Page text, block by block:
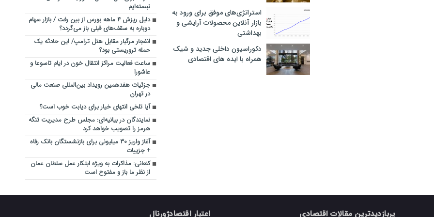
استراتژی‌های موفق برای ورود به
بازار آنلاین محصولات آرایشی و
بهداشتی
دکوراسیون داخلی جدید و شیک
همراه با ایده های اقتصادی
نبسته‌ایم
دلیل ریزش ۴ ماهه بورس از بین رفت / بازار سهام
دوباره به سقف‌های قبلی باز‌ می‌گردد؟
انفجار مرگبار مقابل هتل ترامپ/ این حادثه یک
حمله تروریستی بود؟
ساعت فعالیت مراکز انتقال خون در ایام تاسوعا و
عاشورا
جزئیات هفدهمین رویداد بین‌المللی صنعت مالی
در تهران
آیا تلخی انتهای خیار برای دیابت خوب است؟
نمایندگان در بیانیه‌ای: مجلس طرح مدیریت تنگه
هرمز را تصویب خواهد کرد
آغاز واریز ۳۰ میلیونی برای بازنشستگان بانک رفاه
+ جزییات
کنعانی: مذاکرات به ویژه ابتکار عمل سلطان عمان
از نظر ما باز و مفتوح است
پربازدیدترین مقالات اقتصادی اعتبار اقتصادژورنال